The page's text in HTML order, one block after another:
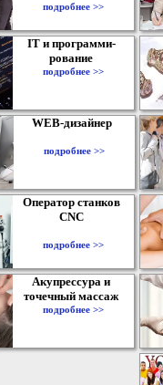
подробнее >>
IT и программи-
рование
подробнее >>
WEB-дизайнер
подробнее >>
Оператор станков
CNC
подробнее >>
Акупрессура и
точечный массаж
подробнее >>